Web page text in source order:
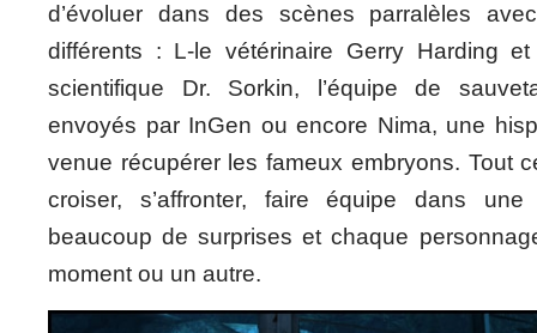
d’évoluer dans des scènes parralèles
différents : L-le vétérinaire Gerry Harding
scientifique Dr. Sorkin, l’équipe de
envoyés par InGen ou encore Nima, une
venue récupérer les fameux embryons. Tout
croiser, s’affronter, faire équipe dans
beaucoup de surprises et chaque
moment ou un autre.